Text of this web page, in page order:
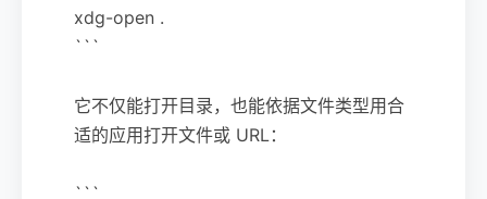
xdg-open .
```
它不仅能打开目录，也能依据文件类型用合
适的应用打开文件或 URL：
```